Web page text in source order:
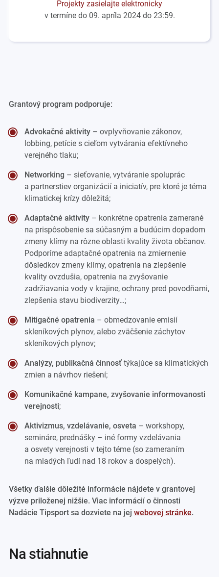
Projekty zasielajte elektronicky
v termíne do 09. apríla 2024 do 23:59.
Grantový program podporuje:
Advokačné aktivity – ovplyvňovanie zákonov,
lobbing, petície s cieľom vytvárania efektívneho
verejného tlaku;
Networking – sieťovanie, vytváranie spoluprác
a partnerstiev organizácií a iniciatív, pre ktoré je téma
klimatickej krízy dôležitá;
Adaptačné aktivity – konkrétne opatrenia zamerané
na prispôsobenie sa súčasným a budúcim dopadom
zmeny klímy na rôzne oblasti kvality života občanov.
Podporíme adaptačné opatrenia na zmiernenie
dôsledkov zmeny klímy, opatrenia na zlepšenie
kvality ovzdušia, opatrenia na zvyšovanie
zadržiavania vody v krajine, ochrany pred povodňami,
zlepšenia stavu biodiverzity…;
Mitigačné opatrenia – obmedzovanie emisií
skleníkových plynov, alebo zväčšenie záchytov
skleníkových plynov;
Analýzy, publikačná činnosťtýkajúce sa klimatických
zmien a návrhov riešení;
Komunikačné kampane, zvyšovanie informovanosti
verejnosti;
Aktivizmus, vzdelávanie, osveta – workshopy,
semináre, prednášky – iné formy vzdelávania
a osvety verejnosti v tejto téme (so zameraním
na mladých ľudí nad 18 rokov a dospelých).
Všetky ďalšie dôležité informácie nájdete v grantovej
výzve priloženej nižšie. Viac informácií o činnosti
Nadácie Tipsport sa dozviete na jej webovej stránke.
na stiahnutie